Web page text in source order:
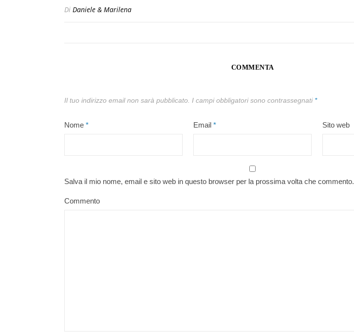
Di Daniele & Marilena
COMMENTA
Il tuo indirizzo email non sarà pubblicato. I campi obbligatori sono contrassegnati *
Nome * Email * Sito web
Salva il mio nome, email e sito web in questo browser per la prossima volta che commento.
Commento